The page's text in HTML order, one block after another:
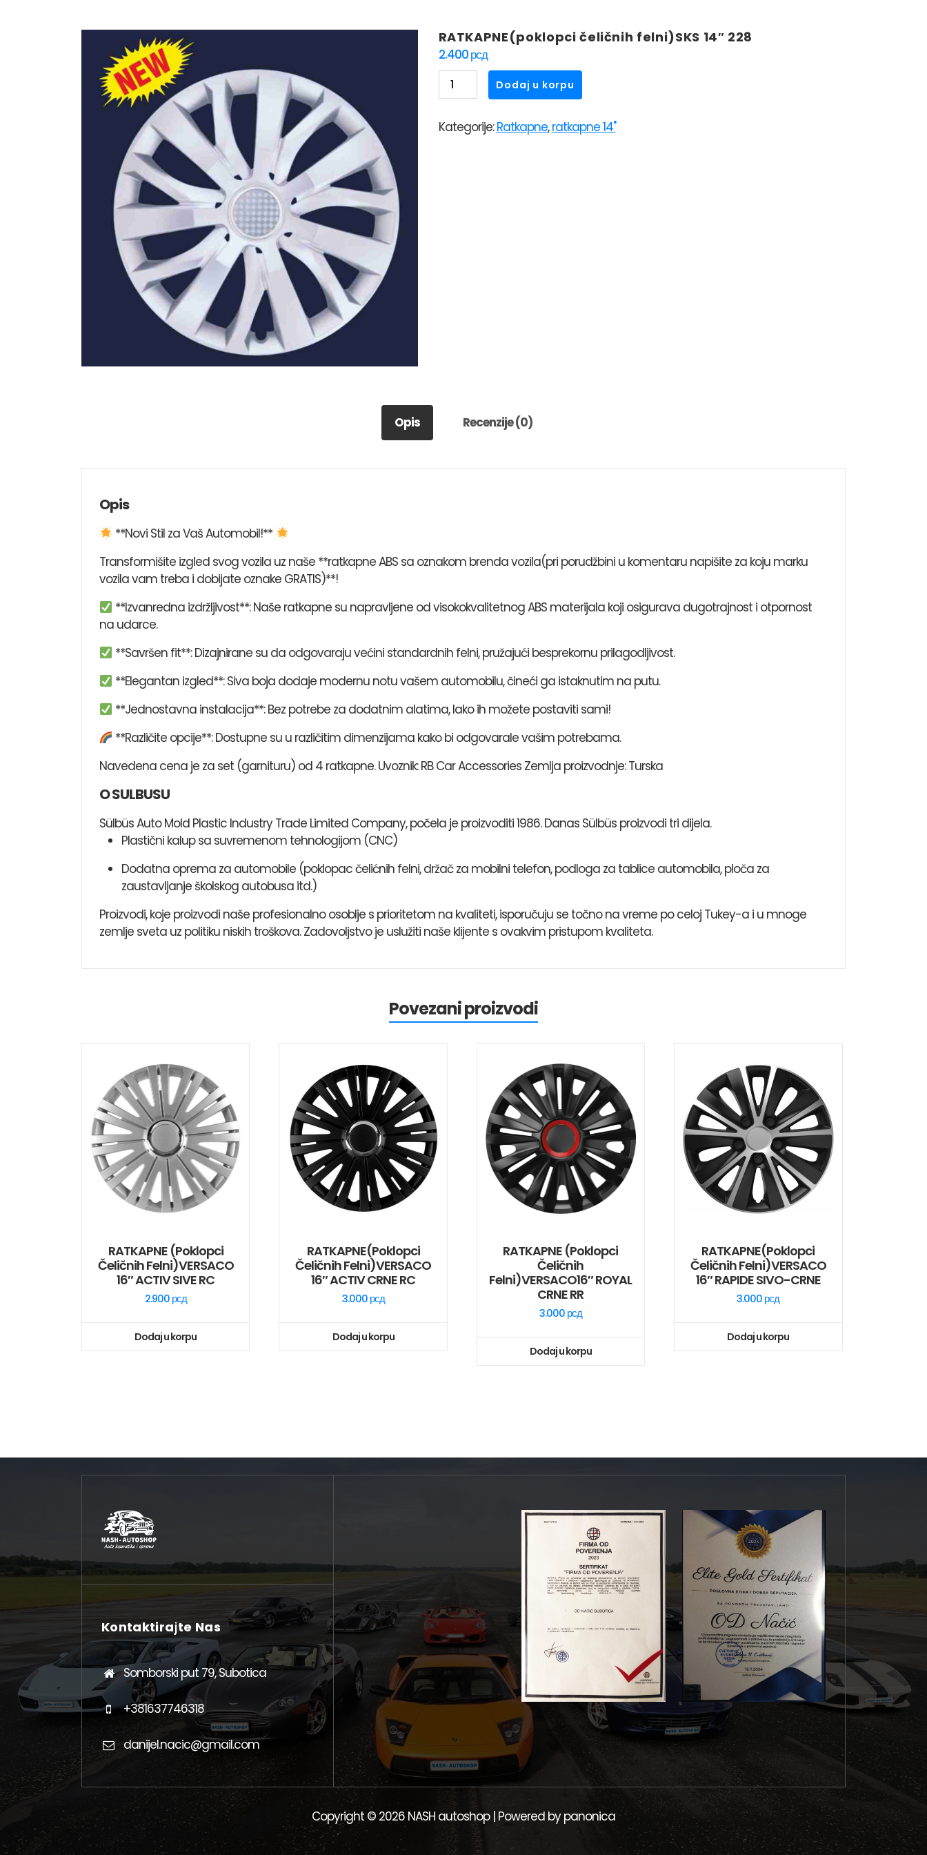
RATKAPNE(poklopci čeličnih felni)SKS 14″ 228
2.400рсд
RATKAPNE(poklopci
čeličnih
14"
Dodaj u korpu
Kategorije:Ratkapne,ratkapne 14"
Opis Recenzije (0)
Opis
**Novi Stil za Vaš Automobil!**
Transformišite izgled svog vozila uz naše **ratkapne ABS sa oznakom brenda vozila(pri porudžbini u komentaru napišite za koju marku
vozila vam treba i dobijate oznake GRATIS)**!
**Izvanredna izdržljivost**: Naše ratkapne su napravljene od visokokvalitetnog ABS materijala koji osigurava dugotrajnost i otpornost
na udarce.
**Savršen fit**: Dizajnirane su da odgovaraju većini standardnih felni, pružajući besprekornu prilagodljivost.
**Elegantan izgled**: Siva boja dodaje modernu notu vašem automobilu, čineći ga istaknutim na putu.
**Jednostavna instalacija**: Bez potrebe za dodatnim alatima, lako ih možete postaviti sami!
**Različite opcije**: Dostupne su u različitim dimenzijama kako bi odgovarale vašim potrebama.
Navedena cena je za set (garnituru) od 4 ratkapne. Uvoznik: RB Car Accessories Zemlja proizvodnje: Turska
O SULBUSU
Sülbüs Auto Mold Plastic Industry Trade Limited Company, počela je proizvoditi 1986. Danas Sülbüs proizvodi tri dijela.
Plastični kalup sa suvremenom tehnologijom (CNC)
Dodatna oprema za automobile (poklopac čelićnih felni, držač za mobilni telefon, podloga za tablice automobila, ploča za
zaustavljanje školskog autobusa itd.)
Proizvodi, koje proizvodi naše profesionalno osoblje s prioritetom na kvaliteti, isporučuju se točno na vreme po celoj Tukey-a i u mnoge
zemlje sveta uz politiku niskih troškova. Zadovoljstvo je uslužiti naše klijente s ovakvim pristupom kvaliteta.
Povezani proizvodi
RATKAPNE (poklopci
Čeličnih Felni)VERSACO
16″ ACTIV SIVE RC
2.900 рсд
Dodaj u korpu
RATKAPNE(poklopci
Čeličnih Felni)VERSACO
16″ ACTIV CRNE RC
3.000 рсд
Dodaj u korpu
RATKAPNE (poklopci
Čeličnih
Felni)VERSACO16″ ROYAL
CRNE RR
3.000 рсд
Dodaj u korpu
RATKAPNE(poklopci
Čeličnih Felni)VERSACO
16″ RAPIDE SIVO-CRNE
3.000 рсд
Dodaj u korpu
Kontaktirajte Nas
Somborski put 79, Subotica
+381637746318
danijel.nacic@gmail.com
Copyright © 2026 NASH autoshop | Powered by panonica